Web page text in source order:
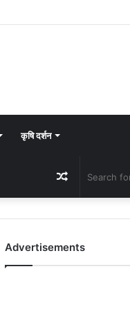
कृषि दर्शन
Random
Article
Advertisements